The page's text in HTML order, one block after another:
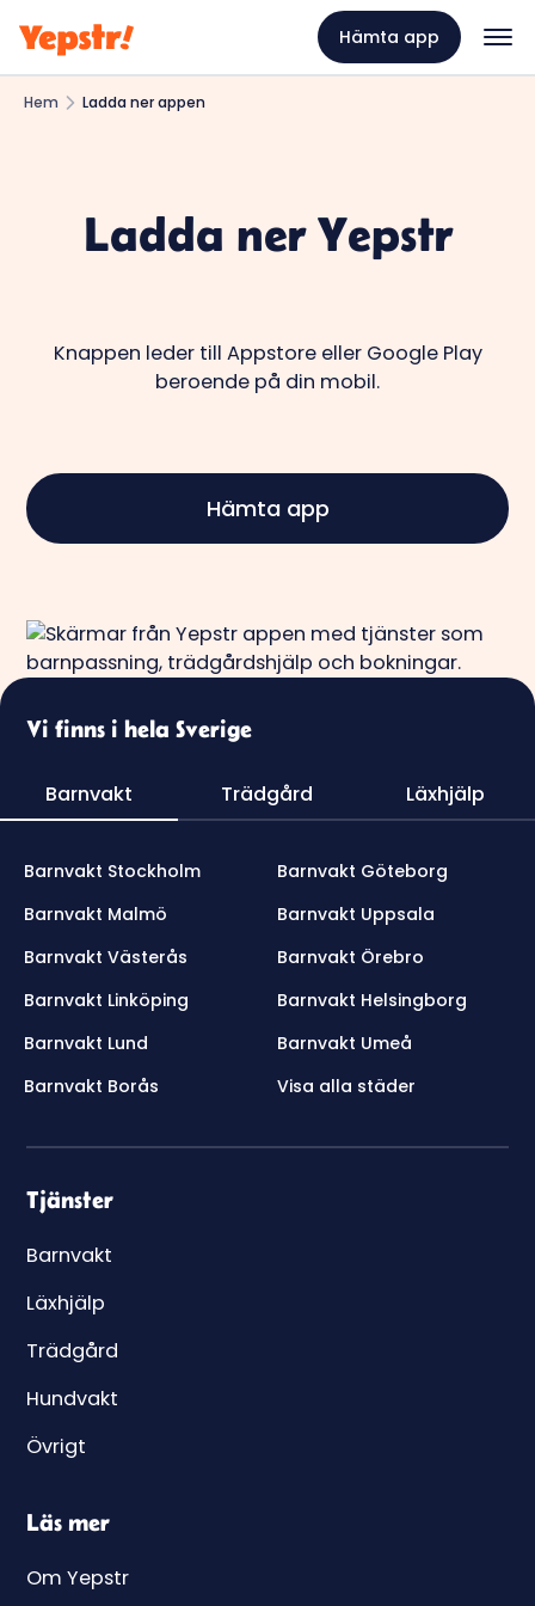
Hämta app
Hem Ladda ner appen
Ladda ner Yepstr
Knappen leder till Appstore eller Google Play
beroende på din mobil.
Hämta app
Vi finns i hela Sverige
Barnvakt Trädgård Läxhjälp
Barnvakt Stockholm
Barnvakt Göteborg
Barnvakt Malmö
Barnvakt Uppsala
Barnvakt Västerås
Barnvakt Örebro
Barnvakt Linköping
Barnvakt Helsingborg
Barnvakt Lund
Barnvakt Umeå
Barnvakt Borås
Visa alla städer
Tjänster
Barnvakt
Läxhjälp
Trädgård
Hundvakt
Övrigt
Läs mer
Om Yepstr